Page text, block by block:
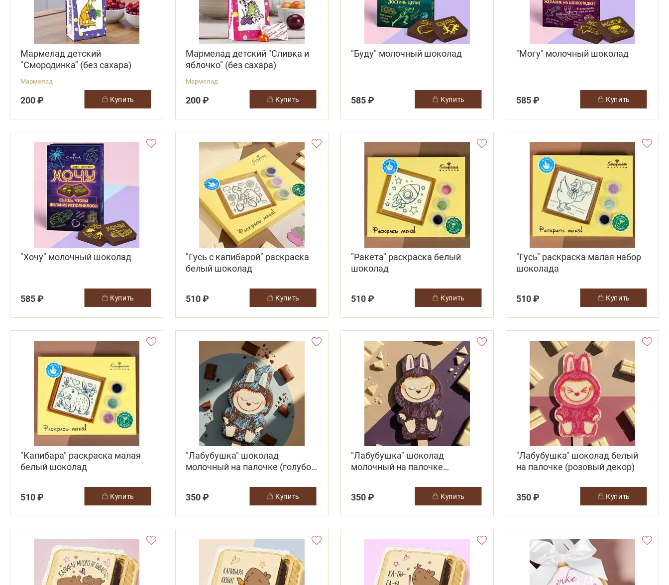
Мармелад детский
"Смородинка" (без сахара)
Мармелад
200 ₽ купить
Мармелад детский "Сливка и
яблочко" (без сахара)
Мармелад
200 ₽ купить
"Буду" молочный шоколад
585 ₽ купить
"Могу" молочный шоколад
585 ₽ купить
"Хочу" молочный шоколад
585 ₽ купить
"Гусь с капибарой" раскраска
белый шоколад
510 ₽ купить
"Ракета" раскраска белый
шоколад
510 ₽ купить
"Гусь" раскраска малая набор
шоколада
510 ₽ купить
"Капибара" раскраска малая
белый шоколад
510 ₽ купить
"Лабубушка" шоколад
молочный на палочке (голубой
350 ₽
купить
"Лабубушка" шоколад
молочный на палочке
350 ₽
купить
"Лабубушка" шоколад белый
на палочке (розовый декор)
350 ₽ купить